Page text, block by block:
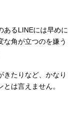
あるLINEには早めに
な角が立つのを嫌う
きたりなど、かなり
は言えません。